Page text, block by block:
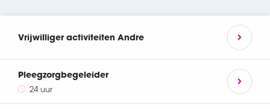
Vrijwilliger activiteiten Andre
Pleegzorgbegeleider
24 uur